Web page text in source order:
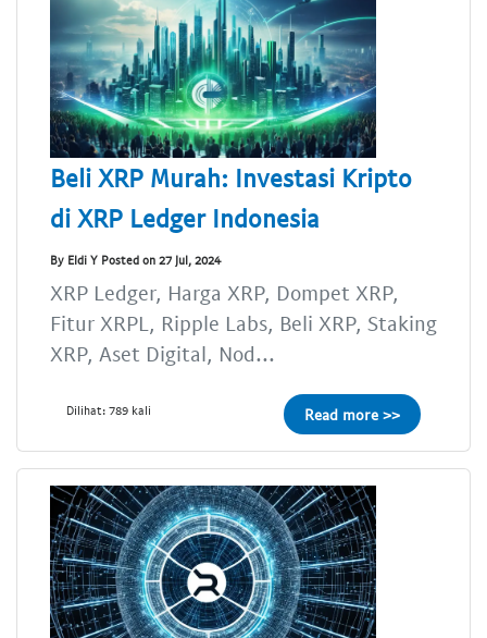
Beli XRP Murah: Investasi Kripto
di XRP Ledger Indonesia
By Eldi Y Posted on 27 Jul, 2024
XRP Ledger, Harga XRP, Dompet XRP,
Fitur XRPL, Ripple Labs, Beli XRP, Staking
XRP, Aset Digital, Nod...
Dilihat: 789 kali Read more >>